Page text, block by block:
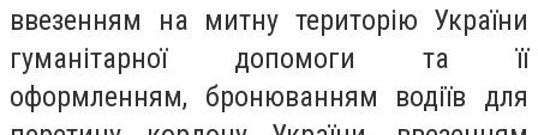
ввезенням на митну територію України
гуманітарної допомоги та її
оформленням, бронюванням водіїв для